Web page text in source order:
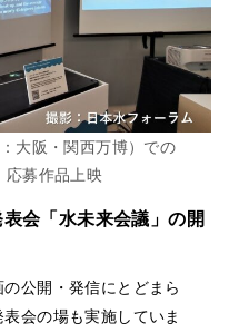
大阪・関西万博）での
応募作品上映
会「水未来会議」の開
公開・発信にとどまら
会の場も実施していま